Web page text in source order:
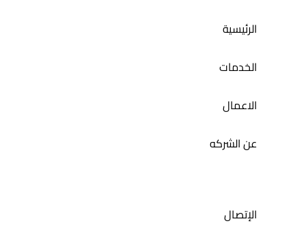
الرئيسية
الخدمات
الاعمال
عن الشركه
الإتصال